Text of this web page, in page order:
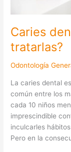
Caries
tratarlas?
Odontología
La caries dental
común entre los
cada 10 niños
imprescindible
inculcarles
Pero en la